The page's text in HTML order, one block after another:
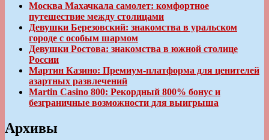
Москва Махачкала самолет: комфортное
путешествие между столицами
Девушки Березовский: знакомства в уральском
городе с особым шармом
Девушки Ростова: знакомства в южной столице
России
Мартин Казино: Премиум-платформа для ценителей
азартных развлечений
Martin Casino 800: Рекордный 800% бонус и
безграничные возможности для выигрыша
Архивы